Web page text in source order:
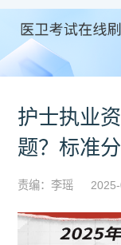
护士执业
题？标准
责编：李瑶